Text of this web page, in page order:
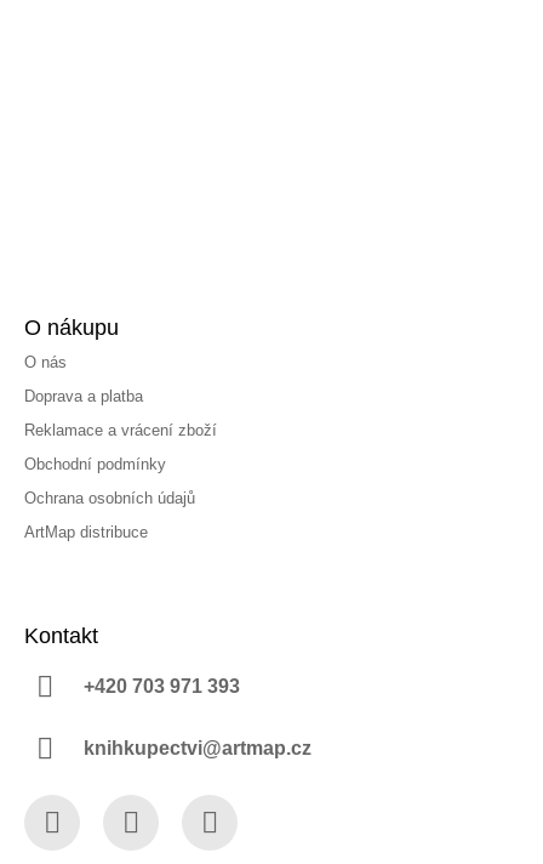
O nákupu
O nás
Doprava a platba
Reklamace a vrácení zboží
Obchodní podmínky
Ochrana osobních údajů
ArtMap distribuce
Kontakt
+420 703 971 393
knihkupectvi@artmap.cz